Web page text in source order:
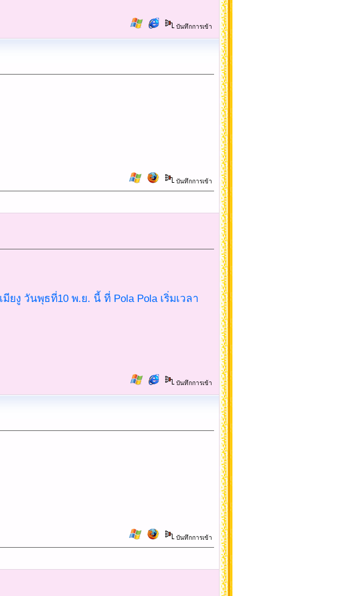
บันทึกการเข้า
บันทึกการเข้า
ยงู วันพุธที่10 พ.ย. นี้ ที่ Pola Pola เริ่มเวลา
บันทึกการเข้า
บันทึกการเข้า